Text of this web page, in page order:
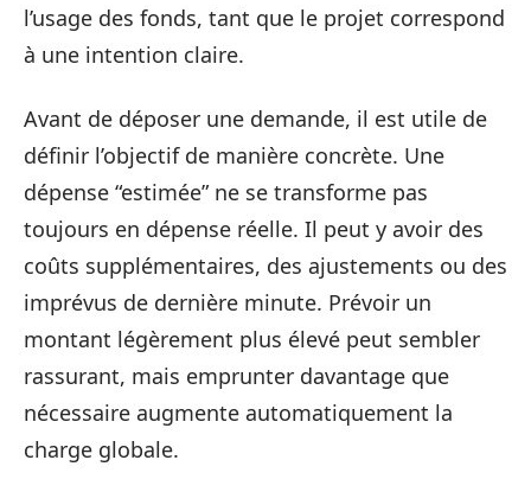
l’usage des fonds, tant que le projet correspond
à une intention claire.
Avant de déposer une demande, il est utile de
définir l’objectif de manière concrète. Une
dépense “estimée” ne se transforme pas
toujours en dépense réelle. Il peut y avoir des
coûts supplémentaires, des ajustements ou des
imprévus de dernière minute. Prévoir un
montant légèrement plus élevé peut sembler
rassurant, mais emprunter davantage que
nécessaire augmente automatiquement la
charge globale.